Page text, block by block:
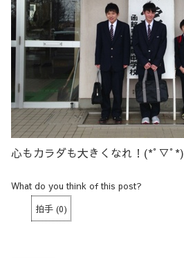
心もカラダも大きくなれ！(*ﾟ▽ﾟ*)
What do you think of this post?
拍手 (0)